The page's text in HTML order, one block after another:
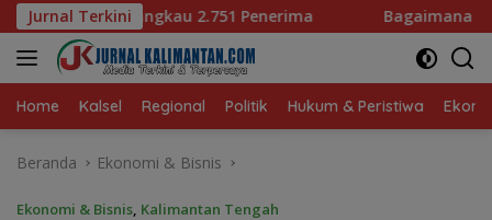
Langsung
ke
konten
Jurnal Terkini Bagaimana KIP Hadapi Deepfake dan
Home Kalsel Regional Politik Hukum & Peristiwa
Beranda Ekonomi & Bisnis
Ekonomi & Bisnis, Kalimantan Tengah